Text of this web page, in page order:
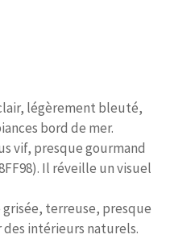
légèrement bleuté,
bord de mer.
vif, presque gourmand
Il réveille un visuel
grisée, terreuse, presque
des intérieurs naturels.